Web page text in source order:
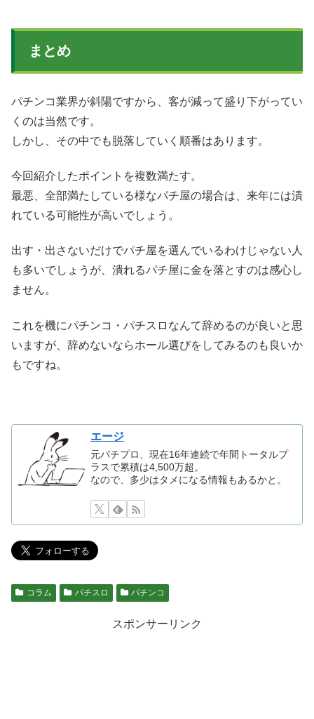
まとめ
パチンコ業界が斜陽ですから、客が減って盛り下がってい
くのは当然です。
しかし、その中でも脱落していく順番はあります。
今回紹介したポイントを複数満たす。
最悪、全部満たしている様なパチ屋の場合は、来年には潰
れている可能性が高いでしょう。
出す・出さないだけでパチ屋を選んでいるわけじゃない人
も多いでしょうが、潰れるパチ屋に金を落とすのは感心し
ません。
これを機にパチンコ・パチスロなんて辞めるのが良いと思
いますが、辞めないならホール選びをしてみるのも良いか
もですね。
エージ
元パチプロ、現在16年連続で年間トータルプ
ラスで累積は4,500万超。
なので、多少はタメになる情報もあるかと。
コラム パチスロ パチンコ
スポンサーリンク